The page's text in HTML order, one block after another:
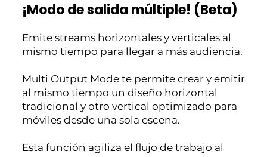
¡Modo de salida múltiple! (Beta)
Emite streams horizontales y verticales al
mismo tiempo para llegar a más audiencia.
Multi Output Mode te permite crear y emitir
al mismo tiempo un diseño horizontal
tradicional y otro vertical optimizado para
móviles desde una sola escena.
Esta función agiliza el flujo de trabajo al